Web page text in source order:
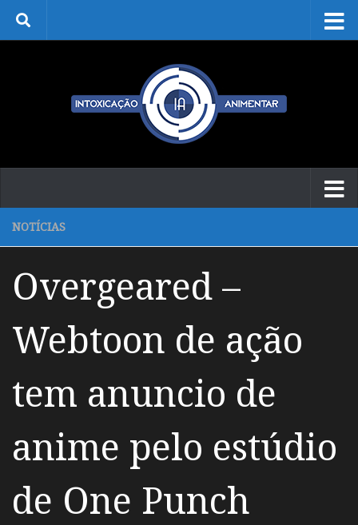
Skip to content
NOTÍCIAS
Overgeared –
Webtoon de ação
tem anuncio de
anime pelo estúdio
de One Punch